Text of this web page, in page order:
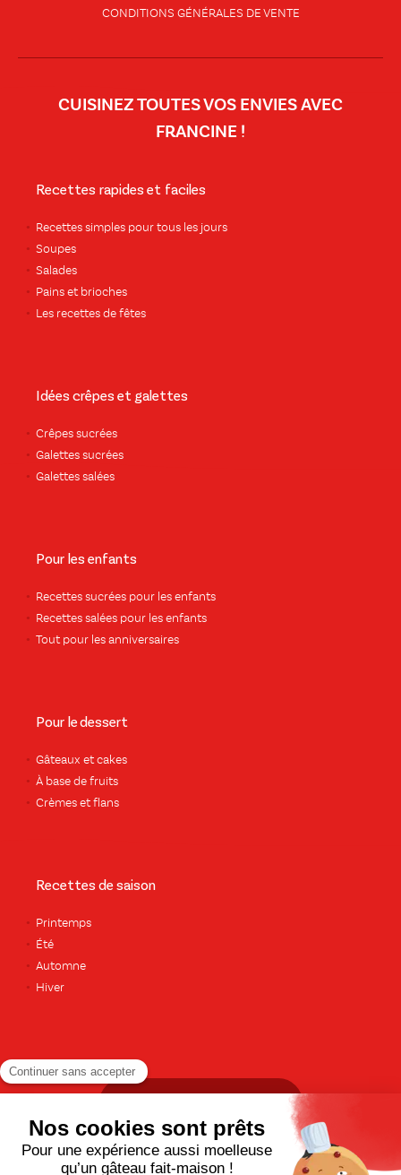
CONDITIONS GÉNÉRALES DE VENTE
CUISINEZ TOUTES VOS ENVIES AVEC
FRANCINE !
Recettes rapides et faciles
Recettes simples pour tous les jours
Soupes
Salades
Pains et brioches
Les recettes de fêtes
Idées crêpes et galettes
Crêpes sucrées
Galettes sucrées
Galettes salées
Pour les enfants
Recettes sucrées pour les enfants
Recettes salées pour les enfants
Tout pour les anniversaires
Pour le dessert
Gâteaux et cakes
À base de fruits
Crèmes et flans
Recettes de saison
Printemps
Été
Automne
Hiver